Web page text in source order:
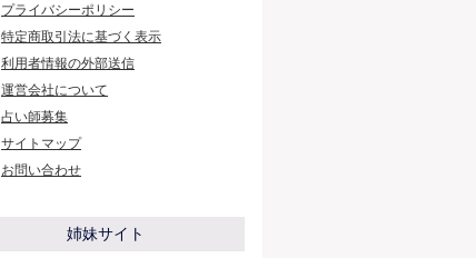
プライバシーポリシー
特定商取引法に基づく表示
利用者情報の外部送信
運営会社について
占い師募集
サイトマップ
お問い合わせ
姉妹サイト